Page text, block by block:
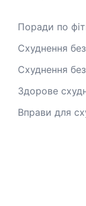
Поради по
Схуднення
Схуднення без
Здорове
Вправи для